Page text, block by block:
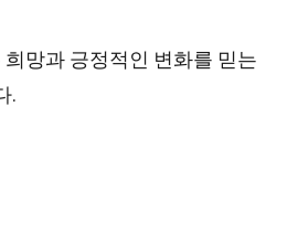
망과 긍정적인 변화를 믿는
.